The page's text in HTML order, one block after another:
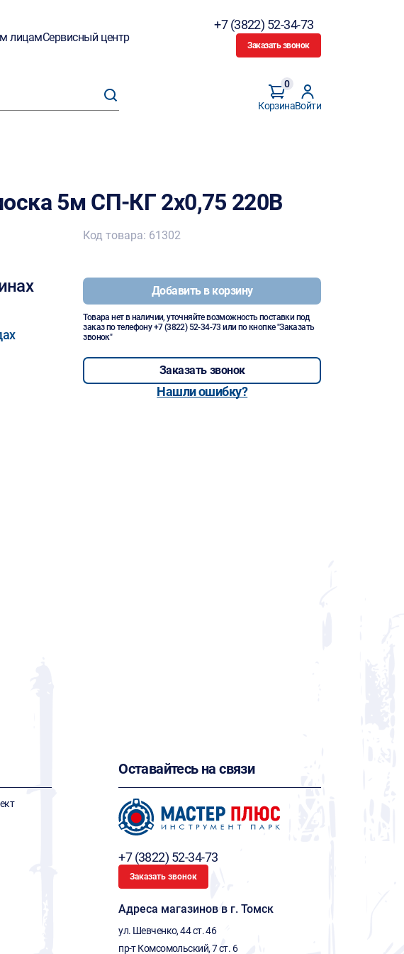
лицамСервисный центр
+7 (3822) 52-34-73
Заказать звонок
Корзина
0
Войти
5м СП-КГ 2х0,75 220В
Код товара: 61302
Добавить в корзину
Товара нет в наличии, уточняйте возможность поставки под
заказ по телефону+7 (3822) 52-34-73 или по кнопке "Заказать
звонок"
Заказать звонок
Нашли ошибку?
Оставайтесь на связи
+7 (3822) 52-34-73
Заказать звонок
Адреса магазинов в г. Томск
ул. Шевченко, 44 ст. 46
пр-т Комсомольский, 7 ст. 6